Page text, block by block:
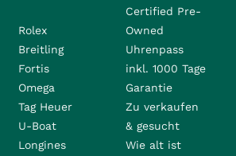
Rolex
Breitling
Fortis
Omega
Tag Heuer
U-Boat
Longines
Certified Pre-
Owned
Uhrenpass
inkl. 1000 Tage
Garantie
Zu verkaufen
& gesucht
Wie alt ist